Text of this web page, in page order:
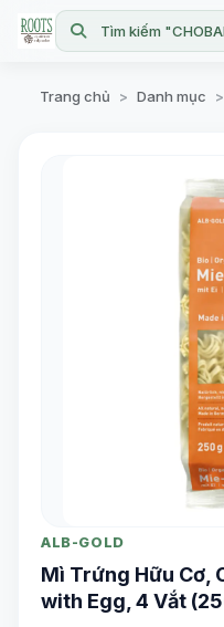
Tìm kiếm
Trang chủ > Danh mục >
ALB-GOLD
Mì Trứng Hữu Cơ,
with Egg, 4 Vắt